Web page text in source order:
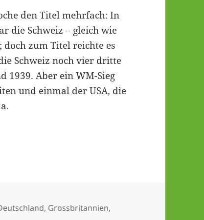
den Titel mehrfach: In
die Schweiz – gleich wie
zum Titel reichte es
Schweiz noch vier dritte
1939. Aber ein WM-Sieg
und einmal der USA, die
, Grossbritannien,